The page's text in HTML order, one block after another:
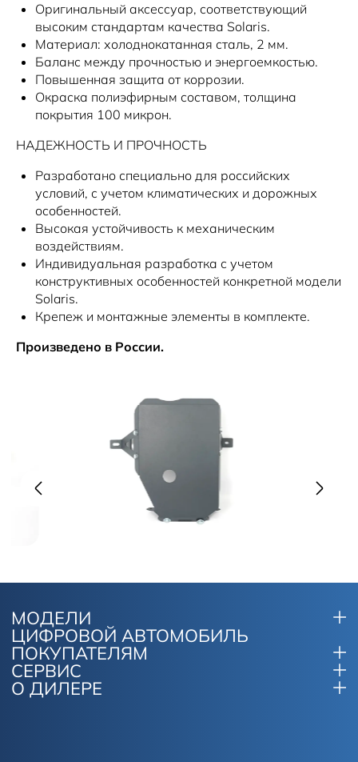
Оригинальный аксессуар, соответствующий
высоким стандартам качества Solaris.
Материал: холоднокатанная сталь, 2 мм.
Баланс между прочностью и энергоемкостью.
Повышенная защита от коррозии.
Окраска полиэфирным составом, толщина
покрытия 100 микрон.
НАДЕЖНОСТЬ И ПРОЧНОСТЬ
Разработано специально для российских
условий, с учетом климатических и дорожных
особенностей.
Высокая устойчивость к механическим
воздействиям.
Индивидуальная разработка с учетом
конструктивных особенностей конкретной модели
Solaris.
Крепеж и монтажные элементы в комплекте.
Произведено в России.
МОДЕЛИ
ЦИФРОВОЙ АВТОМОБИЛЬ
ПОКУПАТЕЛЯМ
СЕРВИС
О ДИЛЕРЕ